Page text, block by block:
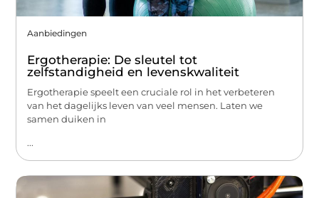
Aanbiedingen
Ergotherapie: De sleutel tot
zelfstandigheid en levenskwaliteit
Ergotherapie speelt een cruciale rol in het verbeteren
van het dagelijks leven van veel mensen. Laten we
samen duiken in
...